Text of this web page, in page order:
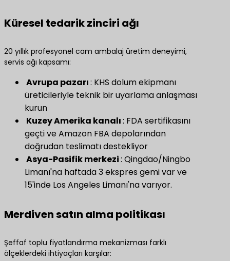
Küresel tedarik zinciri ağı
20 yıllık profesyonel cam ambalaj üretim deneyimi,
servis ağı kapsamı:
​ Avrupa pazarı ​​: KHS dolum ekipmanı
üreticileriyle teknik bir uyarlama anlaşması
kurun
​ Kuzey Amerika kanalı ​​: FDA sertifikasını
geçti ve Amazon FBA depolarından
doğrudan teslimatı destekliyor
​ Asya-Pasifik merkezi ​​: Qingdao/Ningbo
Limanı'na haftada 3 ekspres gemi var ve
15'inde Los Angeles Limanı'na varıyor.
Merdiven satın alma politikası
Şeffaf toplu fiyatlandırma mekanizması farklı
ölçeklerdeki ihtiyaçları karşılar: